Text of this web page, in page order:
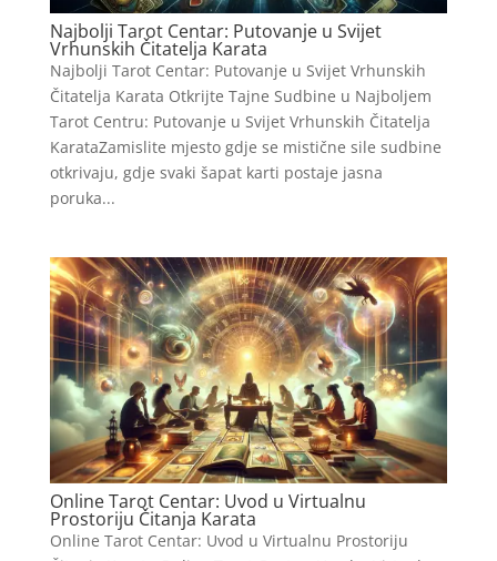
Najbolji Tarot Centar: Putovanje u Svijet
Vrhunskih Čitatelja Karata
Najbolji Tarot Centar: Putovanje u Svijet Vrhunskih
Čitatelja Karata Otkrijte Tajne Sudbine u Najboljem
Tarot Centru: Putovanje u Svijet Vrhunskih Čitatelja
KarataZamislite mjesto gdje se mistične sile sudbine
otkrivaju, gdje svaki šapat karti postaje jasna
poruka...
Online Tarot Centar: Uvod u Virtualnu
Prostoriju Čitanja Karata
Online Tarot Centar: Uvod u Virtualnu Prostoriju